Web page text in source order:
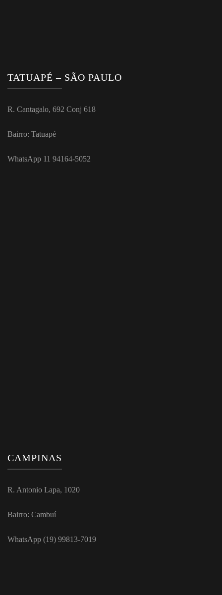
TATUAPÉ – SÃO PAULO
R. Cantagalo, 692 Conj 618
Bairro: Tatuapé
WhatsApp 11 94164-5052
CAMPINAS
R. Antonio Lapa, 1020
Bairro: Cambuí
WhatsApp (19) 99813-7019